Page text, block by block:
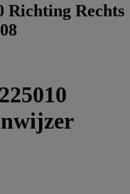
Richting Rechts